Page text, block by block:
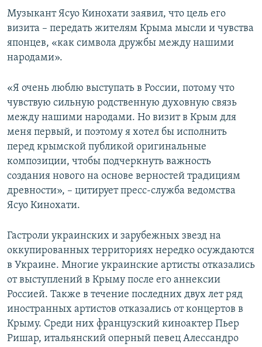
Музыкант Ясуо Кинохати заявил, что цель его
визита – передать жителям Крыма мысли и чувства
японцев, «как символа дружбы между нашими
народами».
«Я очень люблю выступать в России, потому что
чувствую сильную родственную духовную связь
между нашими народами. Но визит в Крым для
меня первый, и поэтому я хотел бы исполнить
перед крымской публикой оригинальные
композиции, чтобы подчеркнуть важность
создания нового на основе верностей традициям
древности», – цитирует пресс-служба ведомства
Ясуо Кинохати.
Гастроли украинских и зарубежных звезд на
оккупированных территориях нередко осуждаются
в Украине. Многие украинские артисты отказались
от выступлений в Крыму после его аннексии
Россией. Также в течение последних двух лет ряд
иностранных артистов отказались от концертов в
Крыму. Среди них французский киноактер Пьер
Ришар, итальянский оперный певец Алессандро